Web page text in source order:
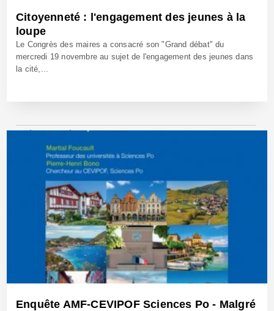
Citoyenneté : l'engagement des jeunes à la
loupe
Le Congrès des maires a consacré son "Grand débat" du
mercredi 19 novembre au sujet de l'engagement des jeunes dans
la cité,...
1 Déc 2025 - Réf: BW42908
Enquête AMF-CEVIPOF Sciences Po - Malgré